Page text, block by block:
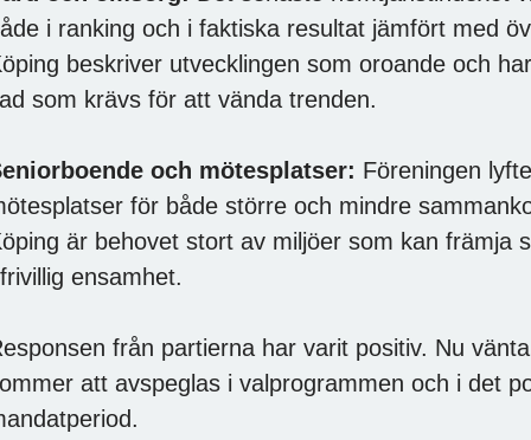
i ranking och i faktiska resultat jämfört med
beskriver utvecklingen som oroande och
som krävs för att vända trenden.
och mötesplatser: Föreningen
för både större och mindre
är behovet stort av miljöer som kan främja
ensamhet.
från partierna har varit positiv. Nu
att avspeglas i valprogrammen och i det